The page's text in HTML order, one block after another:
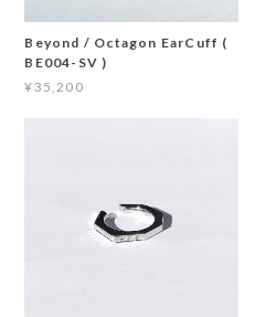
Beyond / Octagon EarCuff (
BE004-SV )
¥35,200